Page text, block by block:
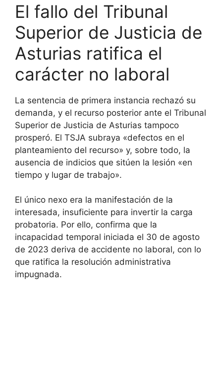
El fallo del Tribunal
Superior de Justicia de
Asturias ratifica el
carácter no laboral
La sentencia de primera instancia rechazó su
demanda, y el recurso posterior ante el Tribunal
Superior de Justicia de Asturias tampoco
prosperó. El TSJA subraya «defectos en el
planteamiento del recurso» y, sobre todo, la
ausencia de indicios que sitúen la lesión «en
tiempo y lugar de trabajo».
El único nexo era la manifestación de la
interesada, insuficiente para invertir la carga
probatoria. Por ello, confirma que la
incapacidad temporal iniciada el 30 de agosto
de 2023 deriva de accidente no laboral, con lo
que ratifica la resolución administrativa
impugnada.